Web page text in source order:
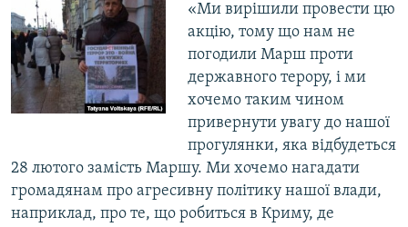
«Ми вирішили провести цю
акцію, тому що нам не
погодили Марш проти
державного терору, і ми
хочемо таким чином
привернути увагу до нашої
прогулянки, яка відбудеться
28 лютого замість Маршу. Ми хочемо нагадати
громадянам про агресивну політику нашої влади,
наприклад, про те, що робиться в Криму, де